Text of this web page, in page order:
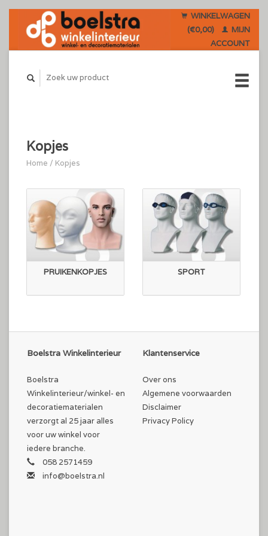
WINKELWAGEN
(€0,00)
MIJN
ACCOUNT
Kopjes
Home / Kopjes
PRUIKENKOPJES SPORT
Boelstra Winkelinterieur
Boelstra
Winkelinterieur/winkel- en
decoratiematerialen
verzorgt al 25 jaar alles
voor uw winkel voor
iedere branche.
058 2571459
info@boelstra.nl
Klantenservice
Over ons
Algemene voorwaarden
Disclaimer
Privacy Policy